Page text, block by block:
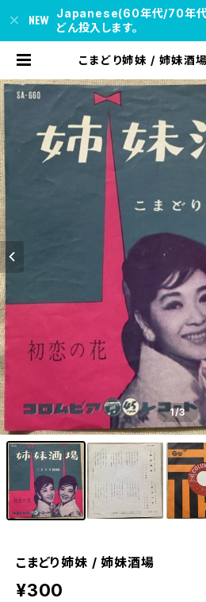
Japanese(60年代/70年代
どん投入します。
こまどり姉妹 / 姉妹
1/3
こまどり姉妹 / 姉妹酒場
¥300